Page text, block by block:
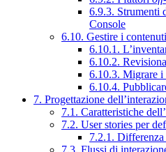
6.9.3. Strumenti
Console
6.10. Gestire i contenuti
6.10.1.
6.10.2.
6.10.3. Migrare i
6.10.4.
7. Progettazione
7.1. Caratteristiche
7.2. User stories per
7.2.1. Differenza
7.3. Flussi di